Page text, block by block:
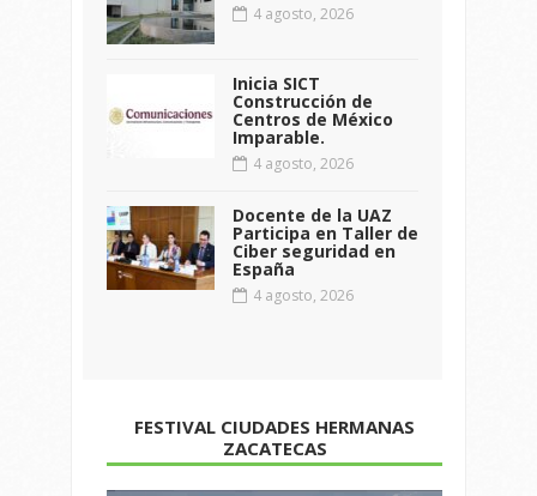
4 agosto, 2026
Inicia SICT
Construcción de
Centros de México
Imparable.
4 agosto, 2026
Docente de la UAZ
Participa en Taller de
Ciber seguridad en
España
4 agosto, 2026
FESTIVAL CIUDADES HERMANAS
ZACATECAS